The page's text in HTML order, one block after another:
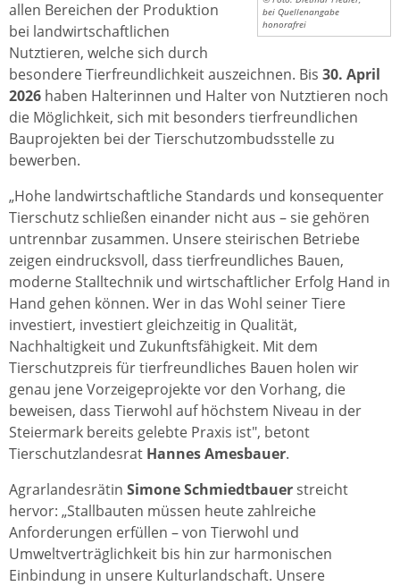
bei Quellenangabe
honorafrei
allen Bereichen der Produktion
bei landwirtschaftlichen
Nutztieren, welche sich durch
besondere Tierfreundlichkeit auszeichnen. Bis 30. April
2026 haben Halterinnen und Halter von Nutztieren noch
die Möglichkeit, sich mit besonders tierfreundlichen
Bauprojekten bei der Tierschutzombudsstelle zu
bewerben.
„Hohe landwirtschaftliche Standards und konsequenter
Tierschutz schließen einander nicht aus – sie gehören
untrennbar zusammen. Unsere steirischen Betriebe
zeigen eindrucksvoll, dass tierfreundliches Bauen,
moderne Stalltechnik und wirtschaftlicher Erfolg Hand in
Hand gehen können. Wer in das Wohl seiner Tiere
investiert, investiert gleichzeitig in Qualität,
Nachhaltigkeit und Zukunftsfähigkeit. Mit dem
Tierschutzpreis für tierfreundliches Bauen holen wir
genau jene Vorzeigeprojekte vor den Vorhang, die
beweisen, dass Tierwohl auf höchstem Niveau in der
Steiermark bereits gelebte Praxis ist", betont
Tierschutzlandesrat Hannes Amesbauer.
Agrarlandesrätin Simone Schmiedtbauerstreicht
hervor: „Stallbauten müssen heute zahlreiche
Anforderungen erfüllen – von Tierwohl und
Umweltverträglichkeit bis hin zur harmonischen
Einbindung in unsere Kulturlandschaft. Unsere